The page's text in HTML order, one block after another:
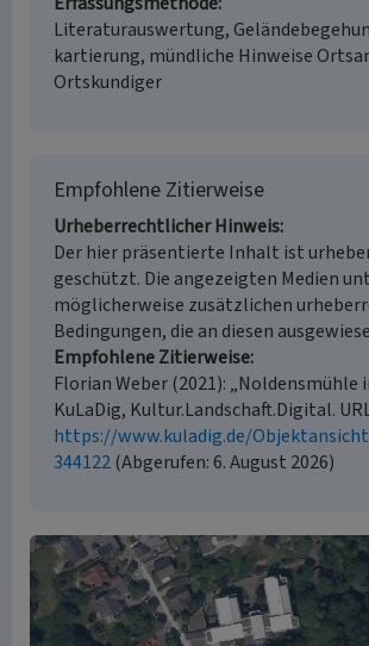
Literaturauswertung,
kartierung, mündliche Hinweise
Ortskundiger
Empfohlene Zitierweise
Urheberrechtlicher Hinweis
Der hier präsentierte Inhalt ist
geschützt. Die angezeigten Medien
möglicherweise zusätzlichen
Bedingungen, die an diesen
Empfohlene Zitierweise
Florian Weber (2021): „Noldensmühle
KuLaDig, Kultur.Landschaft.Digital.
https://www.kuladig.de/
344122(Abgerufen: 6. August 2026)